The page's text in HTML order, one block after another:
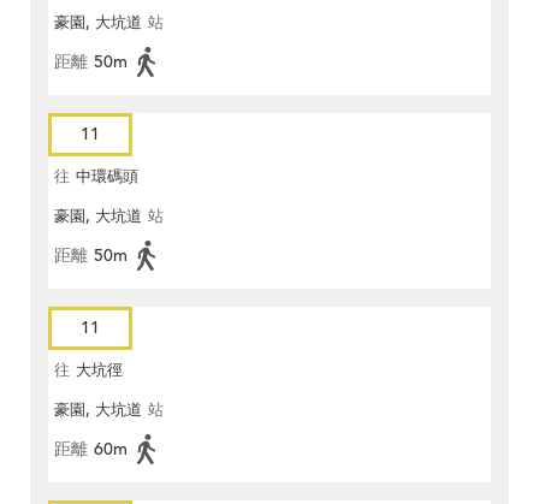
豪園, 大坑道 站
距離 50m
11
往 中環碼頭
豪園, 大坑道 站
距離 50m
11
往 大坑徑
豪園, 大坑道 站
距離 60m